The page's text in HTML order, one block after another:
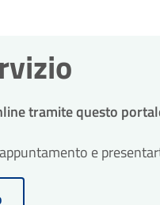
tramite questo
e